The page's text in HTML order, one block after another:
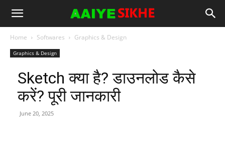
Home Softwares Graphics & Design
Graphics & Design
Sketch क्या है? डाउनलोड कैसे
करें? पूरी जानकारी
June 20, 2025